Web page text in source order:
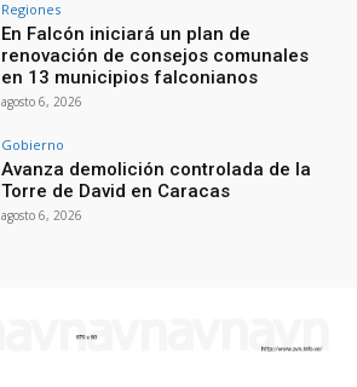
Regiones
En Falcón iniciará un plan de
renovación de consejos comunales
en 13 municipios falconianos
agosto 6, 2026
Gobierno
Avanza demolición controlada de la
Torre de David en Caracas
agosto 6, 2026